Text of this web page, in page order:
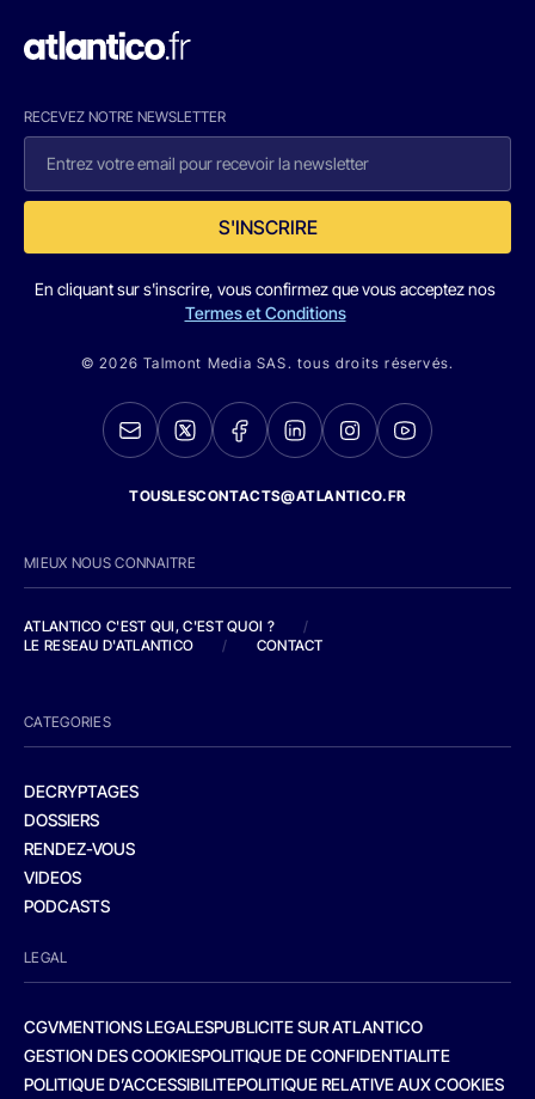
RECEVEZ NOTRE NEWSLETTER
S'INSCRIRE
En cliquant sur s'inscrire, vous confirmez que vous acceptez nos
Termes et Conditions
© 2026 Talmont Media SAS. tous droits réservés.
TOUSLESCONTACTS@ATLANTICO.FR
MIEUX NOUS CONNAITRE
ATLANTICO C'EST QUI, C'EST QUOI ?
/
LE RESEAU D'ATLANTICO
/ CONTACT
CATEGORIES
DECRYPTAGES
DOSSIERS
RENDEZ-VOUS
VIDEOS
PODCASTS
LEGAL
CGVMENTIONS LEGALESPUBLICITE SUR ATLANTICO
GESTION DES COOKIESPOLITIQUE DE CONFIDENTIALITE
POLITIQUE D’ACCESSIBILITEPOLITIQUE RELATIVE AUX COOKIES